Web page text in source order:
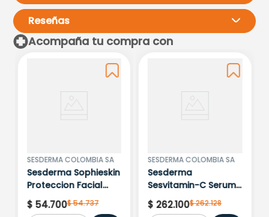
Reseñas
Por favor, inicia sesión para
No hay comentarios.
Acompaña tu compra con
SESDERMA COLOMBIA SA
Sesderma Sophieskin
Proteccion Facial
Kids Hypoallergenic
Spf 500 Moisturising
$ 54.700$54.737
SESDERMA COLOMBIA SA
Sesderma
Sesvitamin-C Serum
Liposomado x 30ml
$ 262.100$262.128